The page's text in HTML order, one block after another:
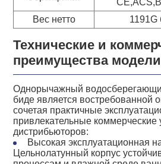
Вес нетто
1191G
Технические и
преимущества модели
Однорычажный
биде является востребованной
сочетая практичные
привлекательные коммерческие
дистрибьюторов:
Высокая эксплуатационная
Цельнолатунный корпус